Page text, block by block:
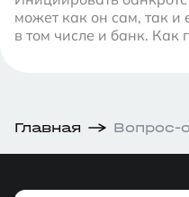
может как он сам, так и
в том числе и банк. Как
арбитражном суде
Главная Вопрос-